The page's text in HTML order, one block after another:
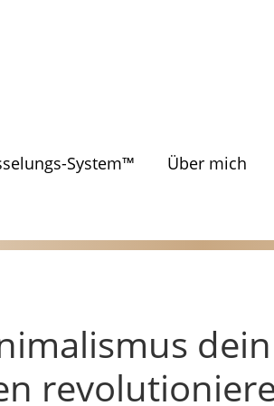
System™ Über mich